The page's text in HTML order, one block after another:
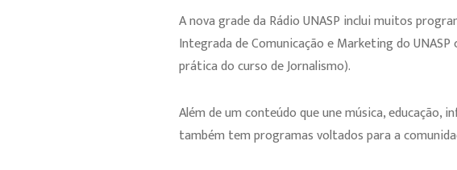
A nova grade da Rádio UNASP inclui muitos
Integrada de Comunicação e Marketing do
prática do curso de Jornalismo).
Além de um conteúdo que une música,
também tem programas voltados para a